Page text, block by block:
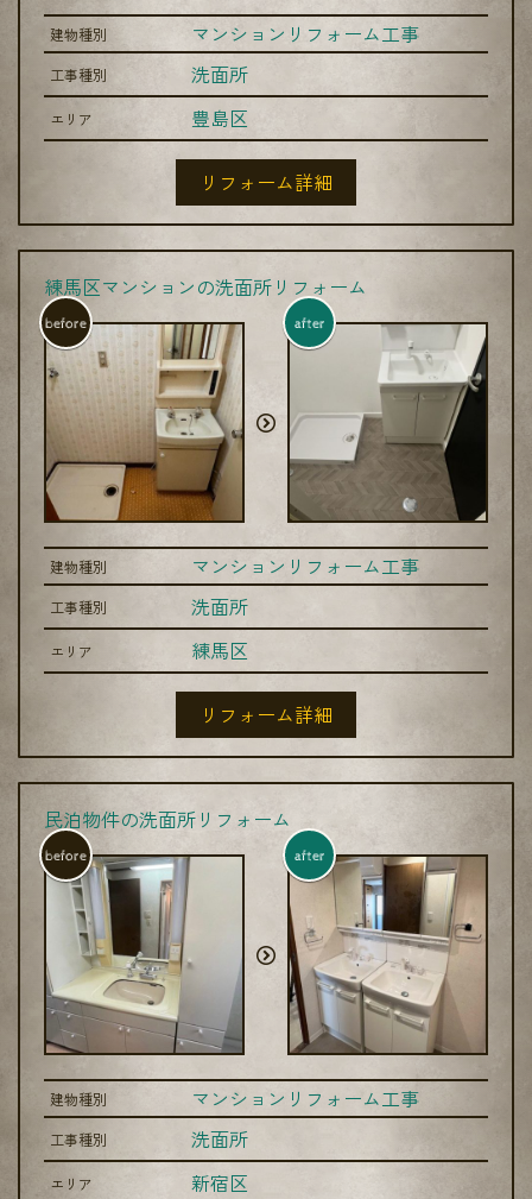
建物種別 マンションリフォーム工事
工事種別 洗面所
エリア 豊島区
リフォーム詳細
練馬区マンションの洗面所リフォーム
before after
建物種別 マンションリフォーム工事
工事種別 洗面所
エリア 練馬区
リフォーム詳細
民泊物件の洗面所リフォーム
before after
建物種別 マンションリフォーム工事
工事種別 洗面所
エリア 新宿区